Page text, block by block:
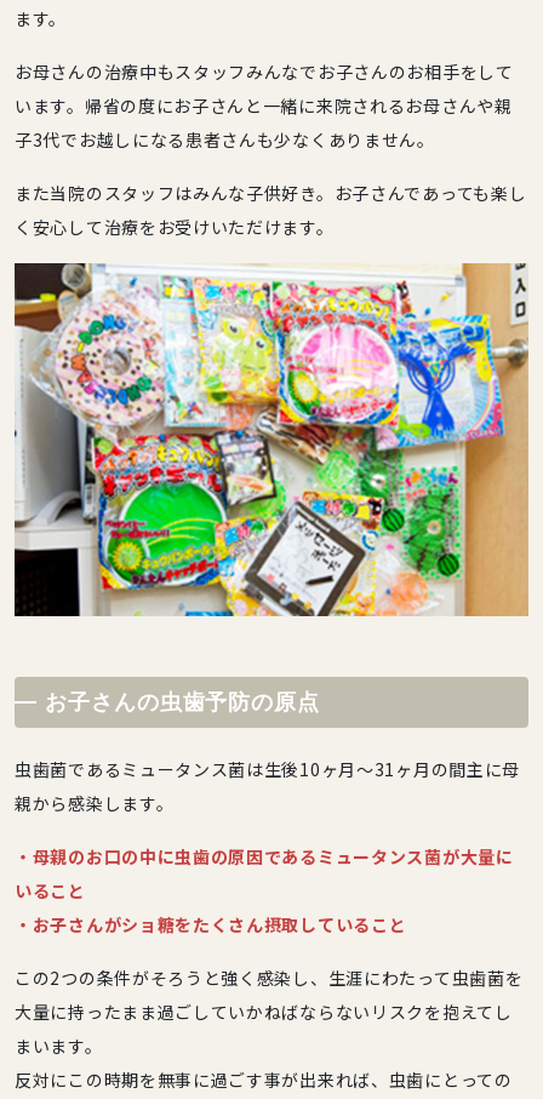
ます。
お母さんの治療中もスタッフみんなでお子さんのお相手をして
います。帰省の度にお子さんと一緒に来院されるお母さんや親
子3代でお越しになる患者さんも少なくありません。
また当院のスタッフはみんな子供好き。お子さんであっても楽し
く安心して治療をお受けいただけます。
お子さんの虫歯予防の原点
虫歯菌であるミュータンス菌は生後10ヶ月～31ヶ月の間主に母
親から感染します。
・母親のお口の中に虫歯の原因であるミュータンス菌が大量に
いること
・お子さんがショ糖をたくさん摂取していること
この2つの条件がそろうと強く感染し、生涯にわたって虫歯菌を
大量に持ったまま過ごしていかねばならないリスクを抱えてし
まいます。
反対にこの時期を無事に過ごす事が出来れば、虫歯にとっての